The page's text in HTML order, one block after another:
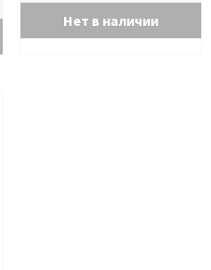
Нет в наличии